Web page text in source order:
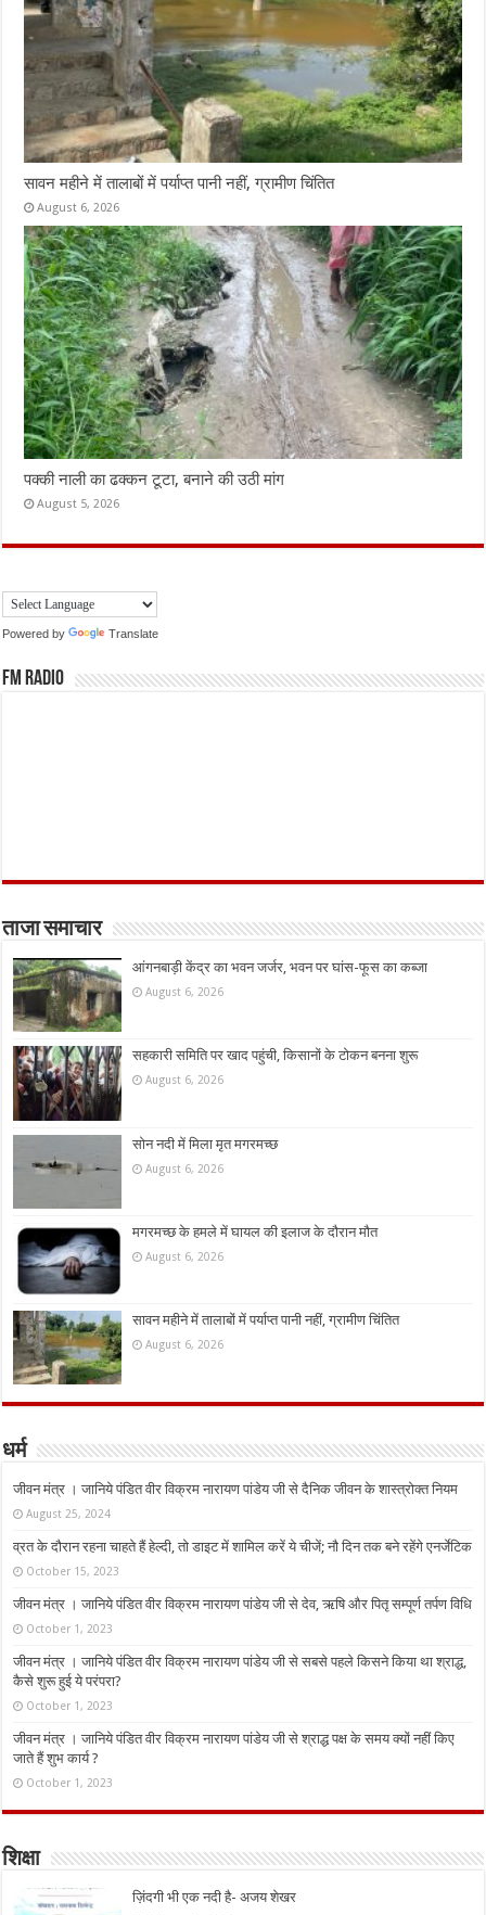
सावन महीने में तालाबों में पर्याप्त पानी नहीं, ग्रामीण चिंतित
August 6, 2026
पक्की नाली का ढक्कन टूटा, बनाने की उठी मांग
August 5, 2026
Powered by Translate
FM Radio
ताजा समाचार
आंगनबाड़ी केंद्र का भवन जर्जर, भवन पर घांस-फूस का कब्जा
August 6, 2026
सहकारी समिति पर खाद पहुंची, किसानों के टोकन बनना शुरू
August 6, 2026
सोन नदी में मिला मृत मगरमच्छ
August 6, 2026
मगरमच्छ के हमले में घायल की इलाज के दौरान मौत
August 6, 2026
सावन महीने में तालाबों में पर्याप्त पानी नहीं, ग्रामीण चिंतित
August 6, 2026
धर्म
जीवन मंत्र । जानिये पंडित वीर विक्रम नारायण पांडेय जी से दैनिक जीवन के शास्त्रोक्त नियम
August 25, 2024
व्रत के दौरान रहना चाहते हैं हेल्दी, तो डाइट में शामिल करें ये चीजें; नौ दिन तक बने रहेंगे एनर्जेटिक
October 15, 2023
जीवन मंत्र । जानिये पंडित वीर विक्रम नारायण पांडेय जी से देव, ऋषि और पितृ सम्पूर्ण तर्पण विधि
October 1, 2023
जीवन मंत्र । जानिये पंडित वीर विक्रम नारायण पांडेय जी से सबसे पहले किसने किया था श्राद्ध,
कैसे शुरू हुई ये परंपरा?
October 1, 2023
जीवन मंत्र । जानिये पंडित वीर विक्रम नारायण पांडेय जी से श्राद्ध पक्ष के समय क्यों नहीं किए
जाते हैं शुभ कार्य ?
October 1, 2023
शिक्षा
ज़िंदगी भी एक नदी है- अजय शेखर